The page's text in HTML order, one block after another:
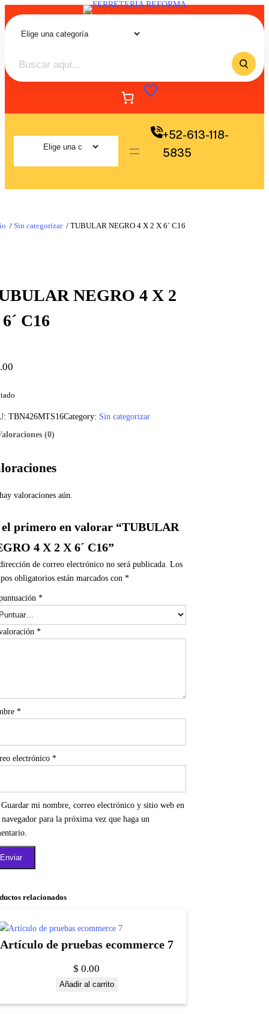
+52-613-118-
5835
/ Sin categorizar / TUBULAR NEGRO 4 X 2 X 6´ C16
NEGRO 4 X 2
C16
TBN426MTS16Category: Sin categorizar
(0)
valoraciones aún.
el primero en valorar “TUBULAR
4 X 2 X 6´ C16”
de correo electrónico no será publicada. Los
obligatorios están marcados con *
*
*
*
electrónico *
Guardar mi nombre, correo electrónico y sitio web en
navegador para la próxima vez que haga un
relacionados
Artículo de pruebas ecommerce 7
$ 0.00
Añadir al carrito